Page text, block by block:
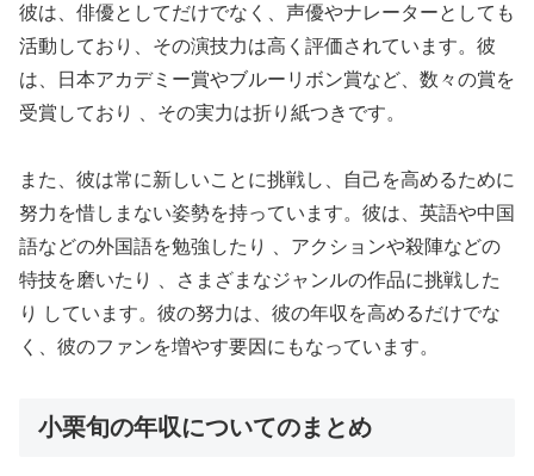
彼は、俳優としてだけでなく、声優やナレーターとしても
活動しており、その演技力は高く評価されています。彼
は、日本アカデミー賞やブルーリボン賞など、数々の賞を
受賞しており 、その実力は折り紙つきです。
また、彼は常に新しいことに挑戦し、自己を高めるために
努力を惜しまない姿勢を持っています。彼は、英語や中国
語などの外国語を勉強したり 、アクションや殺陣などの
特技を磨いたり 、さまざまなジャンルの作品に挑戦した
り しています。彼の努力は、彼の年収を高めるだけでな
く、彼のファンを増やす要因にもなっています。
小栗旬の年収についてのまとめ